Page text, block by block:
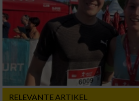
RELEVANTE ARTIKEL
Notwendig
Performance
Funktional
Werbung